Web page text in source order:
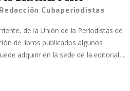
Redacción Cubaperiodistas
de la Unión de la Periodistas de
de libros publicados algunos
adquirir en la sede de la editorial,...